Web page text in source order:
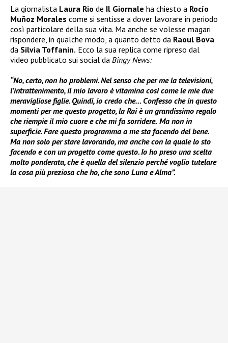
La giornalista Laura Rio de Il Giornale ha chiesto a Rocío
Muñoz Morales come si sentisse a dover lavorare in periodo
così particolare della sua vita. Ma anche se volesse magari
rispondere, in qualche modo, a quanto detto da Raoul Bova
da Silvia Toffanin. Ecco la sua replica come ripreso dal
video pubblicato sui social da Bingy News:
“No, certo, non ho problemi. Nel senso che per me la televisioni,
l’intrattenimento, il mio lavoro è vitamina così come le mie due
meravigliose figlie. Quindi, io credo che… Confesso che in questo
momenti per me questo progetto, la Rai è un grandissimo regalo
che riempie il mio cuore e che mi fa sorridere. Ma non in
superficie. Fare questo programma a me sta facendo del bene.
Ma non solo per stare lavorando, ma anche con la quale lo sto
facendo e con un progetto come questo. Io ho preso una scelta
molto ponderata, che è quella del silenzio perché voglio tutelare
la cosa più preziosa che ho, che sono Luna e Alma”.